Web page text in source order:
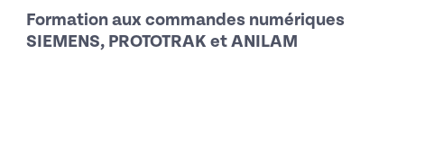
Formation aux commandes numériques
SIEMENS, PROTOTRAK et ANILAM